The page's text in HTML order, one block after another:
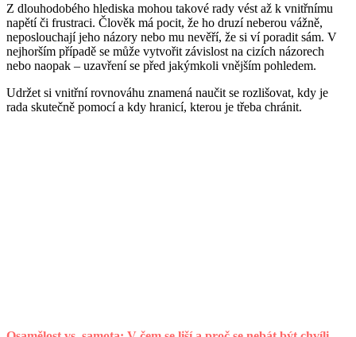
Z dlouhodobého hlediska mohou takové rady vést až k vnitřnímu
napětí či frustraci. Člověk má pocit, že ho druzí neberou vážně,
neposlouchají jeho názory nebo mu nevěří, že si ví poradit sám. V
nejhorším případě se může vytvořit závislost na cizích názorech
nebo naopak – uzavření se před jakýmkoli vnějším pohledem.
Udržet si vnitřní rovnováhu znamená naučit se rozlišovat, kdy je
rada skutečně pomocí a kdy hranicí, kterou je třeba chránit.